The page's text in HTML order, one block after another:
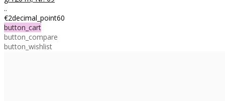
..
€2decimal_point60
button_cart
button_compare
button_wishlist